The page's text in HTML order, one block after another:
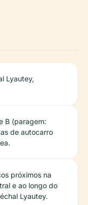
Lyautey,
B (paragem:
de autocarro
próximos na
e ao longo do
Lyautey.